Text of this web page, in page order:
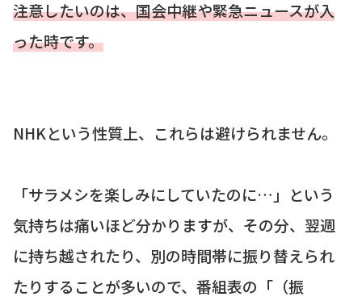
注意したいのは、国会中継や緊急ニュースが入
った時です。
NHKという性質上、これらは避けられません。
「サラメシを楽しみにしていたのに…」という
気持ちは痛いほど分かりますが、その分、翌週
に持ち越されたり、別の時間帯に振り替えられ
たりすることが多いので、番組表の「（振